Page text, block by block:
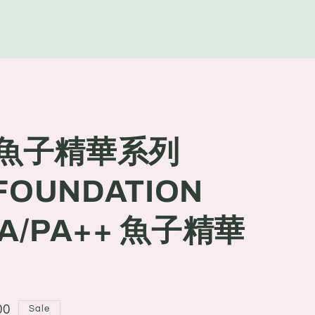
子精華系列
PA++ 魚子精華
Sale